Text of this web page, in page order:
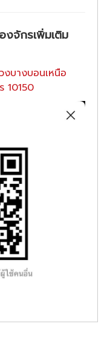
งจักรเพิ่มเติม
งบางบอนเหนือ
10150